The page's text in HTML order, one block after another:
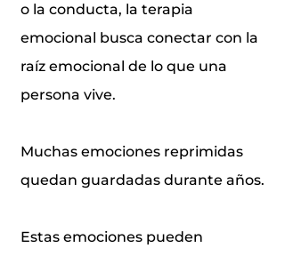
o la conducta, la terapia
emocional busca conectar con la
raíz emocional de lo que una
persona vive.
Muchas emociones reprimidas
quedan guardadas durante años.
Estas emociones pueden